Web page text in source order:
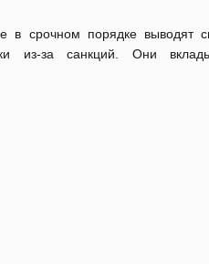
в срочном порядке выводят
из-за санкций. Они